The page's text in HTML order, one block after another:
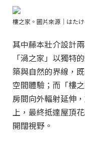
樓之家。圖片來源｜はた
其中藤本壯介設計
「渦之家」以獨特
築與自然的界線，
空間體驗；而「樓
房間向外輻射延伸
上，最終抵達屋頂
開闊視野。